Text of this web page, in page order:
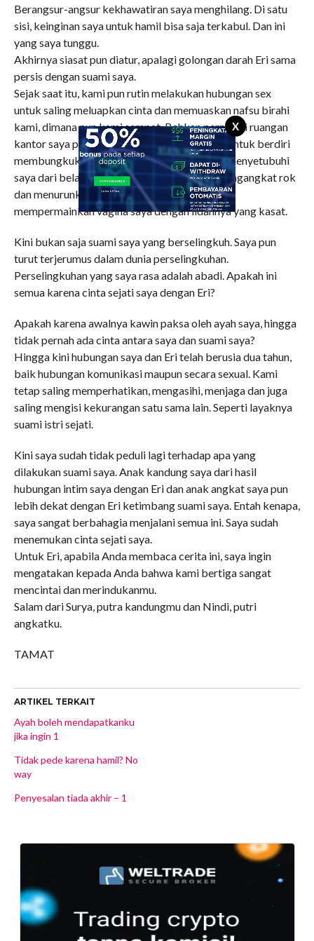
X
Berangsur-angsur kekhawatiran saya menghilang. Di satu
sisi, keinginan saya untuk hamil bisa saja terkabul. Dan ini
yang saya tunggu.
Akhirnya siasat pun diatur, apalagi golongan darah Eri sama
persis dengan suami saya.
Sejak saat itu, kami pun rutin melakukan hubungan sex
untuk saling meluapkan cinta dan memuaskan nafsu birahi
kami, dimana pun kami sempat. Bahkan pernah di ruangan
kantor saya pada saat sepi, Eri meminta saya untuk berdiri
membungkuk di tepi meja kerja saya dan dia menyetubuhi
saya dari belakang dengan terlebih dahulu mengangkat rok
dan menurunkan celana saya dan kemudian
mempermainkan vagina saya dengan lidahnya yang kasat.
Kini bukan saja suami saya yang berselingkuh. Saya pun
turut terjerumus dalam dunia perselingkuhan.
Perselingkuhan yang saya rasa adalah abadi. Apakah ini
semua karena cinta sejati saya dengan Eri?
Apakah karena awalnya kawin paksa oleh ayah saya, hingga
tidak pernah ada cinta antara saya dan suami saya?
Hingga kini hubungan saya dan Eri telah berusia dua tahun,
baik hubungan komunikasi maupun secara sexual. Kami
tetap saling memperhatikan, mengasihi, menjaga dan juga
saling mengisi kekurangan satu sama lain. Seperti layaknya
suami istri sejati.
Kini saya sudah tidak peduli lagi terhadap apa yang
dilakukan suami saya. Anak kandung saya dari hasil
hubungan intim saya dengan Eri dan anak angkat saya pun
lebih dekat dengan Eri ketimbang suami saya. Entah kenapa,
saya sangat berbahagia menjalani semua ini. Saya sudah
menemukan cinta sejati saya.
Untuk Eri, apabila Anda membaca cerita ini, saya ingin
mengatakan kepada Anda bahwa kami bertiga sangat
mencintai dan merindukanmu.
Salam dari Surya, putra kandungmu dan Nindi, putri
angkatku.
TAMAT
ARTIKEL TERKAIT
Ayah boleh mendapatkanku
jika ingin 1
Tidak pede karena hamil? No
way
Penyesalan tiada akhir – 1